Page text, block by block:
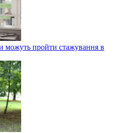
можуть пройти стажування в